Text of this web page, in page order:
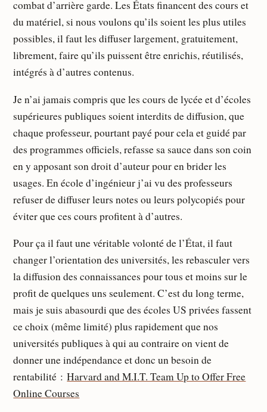
combat d’arrière garde. Les États financent des cours et
du matériel, si nous voulons qu’ils soient les plus utiles
possibles, il faut les diffuser largement, gratuitement,
librement, faire qu’ils puissent être enrichis, réutilisés,
intégrés à d’autres contenus.
Je n’ai jamais compris que les cours de lycée et d’écoles
supérieures publiques soient interdits de diffusion, que
chaque professeur, pourtant payé pour cela et guidé par
des programmes officiels, refasse sa sauce dans son coin
en y apposant son droit d’auteur pour en brider les
usages. En école d’ingénieur j’ai vu des professeurs
refuser de diffuser leurs notes ou leurs polycopiés pour
éviter que ces cours profitent à d’autres.
Pour ça il faut une véritable volonté de l’État, il faut
changer l’orientation des universités, les rebasculer vers
la diffusion des connaissances pour tous et moins sur le
profit de quelques uns seulement. C’est du long terme,
mais je suis abasourdi que des écoles US privées fassent
ce choix (même limité) plus rapidement que nos
universités publiques à qui au contraire on vient de
donner une indépendance et donc un besoin de
rentabilité :Harvard and M.I.T. Team Up to Offer Free
Online Courses